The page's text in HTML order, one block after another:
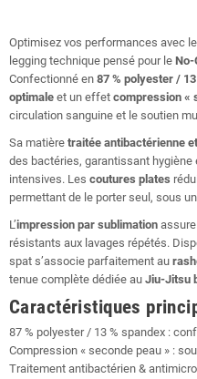
Optimisez vos performances avec le
legging technique pensé pour le No-
Confectionné en 87 % polyester /
optimale et un effet compression «
circulation sanguine et le soutien
Sa matière traitée antibactérienne
des bactéries, garantissant
intensives. Les coutures plates
permettant de le porter seul, sous
L’impression par sublimation
résistants aux lavages répétés.
spat s’associe parfaitement au
tenue complète dédiée au Jiu-Jitsu
Caractéristiques
87 % polyester / 13 % spandex :
Compression « seconde peau » :
Traitement antibactérien &